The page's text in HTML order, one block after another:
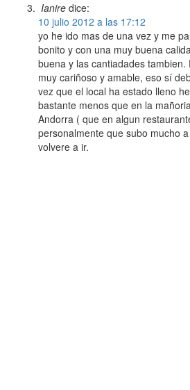
Ianire dice:
10 julio 2012 a las 17:12
yo he ido mas de una vez y me
bonito y con una muy buena
buena y las cantiadades
muy cariñoso y amable, eso sí
vez que el local ha estado lleno
bastante menos que en la
Andorra ( que en algun
personalmente que subo mucho
volvere a ir.